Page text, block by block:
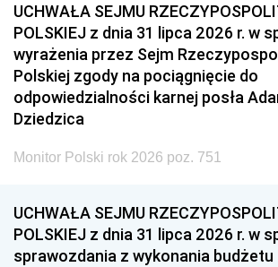
UCHWAŁA SEJMU
POLSKIEJ z dnia 31 lipca 2026 r. w
wyrażenia przez Sejm
Polskiej zgody na pociągnięcie do
odpowiedzialności karnej posła
Dziedzica
Monitor Polski rok 2026 poz. 751
UCHWAŁA SEJMU
POLSKIEJ z dnia 31 lipca 2026 r. w
sprawozdania z wykonania budżetu